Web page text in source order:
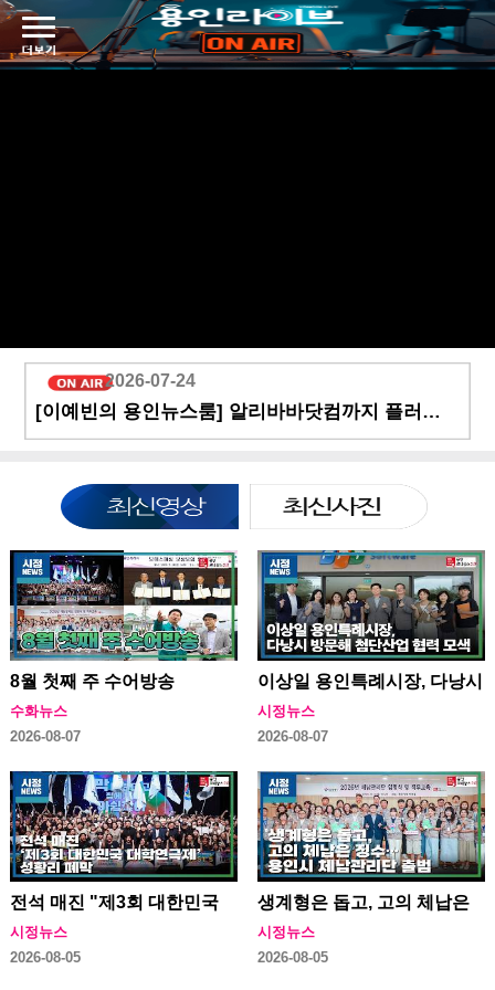
2026-07-24
[이예빈의 용인뉴스룸] 알리바바닷컴까지 플러팅하는 용인 K 기업들! `;YoGo`;관 전격 공개
8월 첫째 주 수어방송
수화뉴스
2026-08-07
이상일 용인특례시장, 다낭시
방문해 첨단산업 협력 모색
시정뉴스
2026-08-07
전석 매진 "제3회 대한민국
대학연극제" 성황리 폐막
시정뉴스
2026-08-05
생계형은 돕고, 고의 체납은
징수…용인특례시 체납관리
단 출범
시정뉴스
2026-08-05